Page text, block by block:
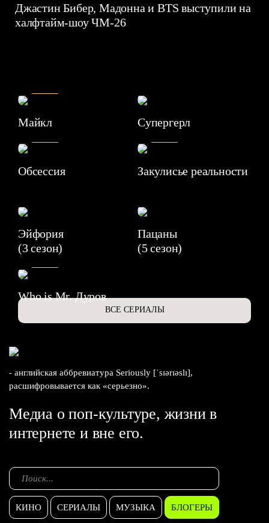
Джастин Бибер, Мадонна и BTS выступили на
халфтайм-шоу ЧМ-26
Майкл Супергерл
Обсессия
7.1
Закулисье реальности
Эйфория
(3 сезон)
Пацаны
(5 сезон)
Who is Mr. Дуров
ВСЕ СЕРИАЛЫ
- английская аббревиатура Seriously [ˈsɪərɪəslɪ],
расшифровывается как «серьезно».
Медиа о поп-культуре, жизни в
интернете и вне его.
КИНО СЕРИАЛЫ МУЗЫКА БЛОГЕРЫ